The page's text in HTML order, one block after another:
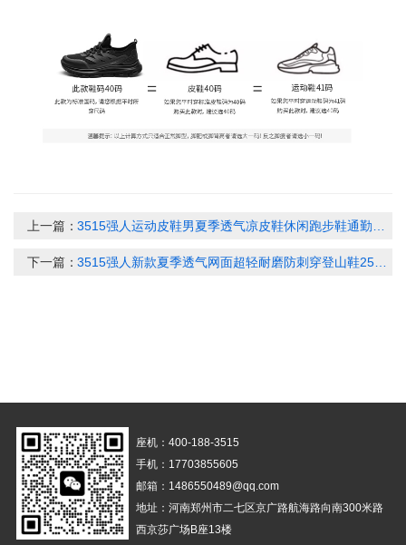
上一篇： 3515强人运动皮鞋男夏季透气凉皮鞋休闲跑步鞋通勤男士皮鞋超轻S2DXD87525
下一篇： 3515强人新款夏季透气网面超轻耐磨防刺穿登山鞋25QRH511-012L
座机：400-188-3515
手机：17703855605
邮箱：1486550489@qq.com
地址：河南郑州市二七区京广路航海路向南300米路
西京莎广场B座13楼